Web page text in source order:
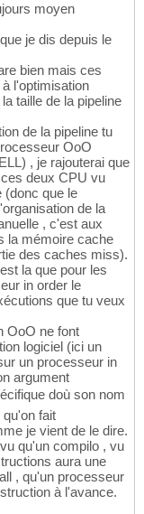
moyen
je dis depuis le
bien mais ces
l'optimisation
taille de la pipeline
de la pipeline tu
OoO
, je rajouterai que
deux CPU vu
(donc que le
de la
, c'est aux
la mémoire cache
des caches miss).
la que pour les
in order le
que tu veux
OoO ne font
logiciel (ici un
un processeur in
argument
doù son nom
fait
je vient de le dire.
qu'un compilo , vu
aura une
, qu'un processeur
à l'avance.